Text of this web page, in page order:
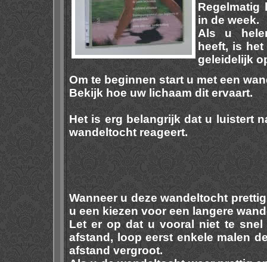
Regelmatig
in de week.
Als u
heeft, is
geleidelijk
Om te beginnen start u met een
Bekijk hoe uw lichaam dit ervaart.
Het is erg belangrijk dat u luistert
wandeltocht reageert.
Wanneer u deze wandeltocht
u een kiezen voor een langere
Let er op dat u vooral niet te snel
afstand, loop eerst enkele malen
afstand vergroot.